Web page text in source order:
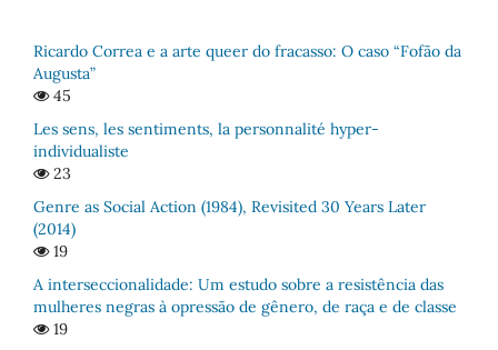
Ricardo Correa e a arte queer do fracasso: O caso “Fofão da
Augusta”
45
Les sens, les sentiments, la personnalité hyper-
individualiste
23
Genre as Social Action (1984), Revisited 30 Years Later
(2014)
19
A interseccionalidade: Um estudo sobre a resistência das
mulheres negras à opressão de gênero, de raça e de classe
19